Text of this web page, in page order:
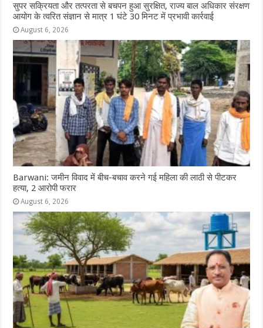
सुपर सक्रियता और तत्परता से बचपन हुआ सुरक्षित, राज्य बाल अधिकार संरक्षण
आयोग के त्वरित संज्ञान से मात्र 1 घंटे 30 मिनट में प्रभावी कार्रवाई
August 6, 2026
Barwani: जमीन विवाद में बीच-बचाव करने गई महिला की लाठी से पीटकर
हत्या, 2 आरोपी फरार
August 6, 2026